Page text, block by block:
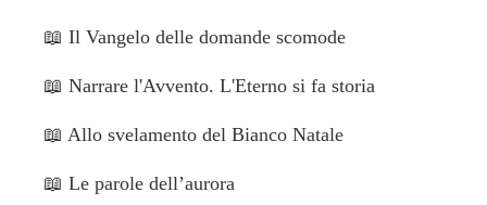
📖 Il Vangelo delle domande scomode
📖 Narrare l'Avvento. L'Eterno si fa storia
📖 Allo svelamento del Bianco Natale
📖 Le parole dell’aurora